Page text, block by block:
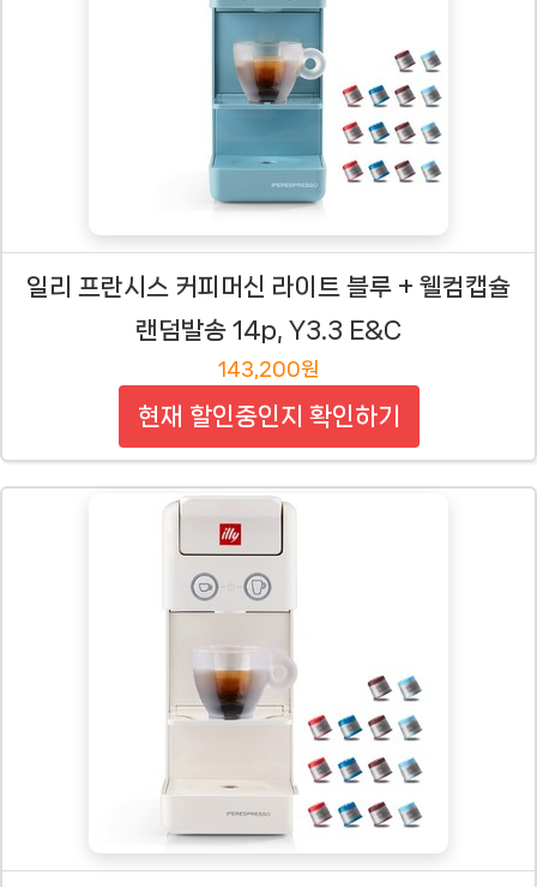
일리 프란시스 커피머신 라이트 블루 + 웰컴캡슐
랜덤발송 14p, Y3.3 E&C
143,200원
현재 할인중인지 확인하기